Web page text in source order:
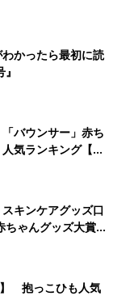
2017 11月 3 7:54午前 PDT
ていた赤ちゃ
かないようにミ
間でつくりあげた
約300円）し、
しさが詰まった
んでくれますね♪
かったら最初に読
バウンサー」赤ち
気ランキング【た
キンケアグッズ口
ちゃんグッズ大賞
】 抱っこひも人気